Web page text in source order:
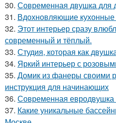
30. Современная двушка для
31. Вдохновляющие кухонные
32. Этот интерьер сразу
современный и тёплый.
33. Студия, которая как
34. Яркий интерьер с
35. Домик из фанеры своими
инструкция для начинающих
36. Современная евродвушка
37. Какие уникальные